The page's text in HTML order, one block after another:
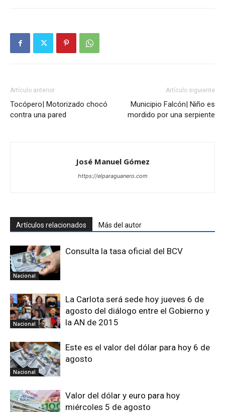
Artículo anterior
Tocópero| Motorizado chocó
contra una pared
Artículo siguiente
Municipio Falcón| Niño es
mordido por una serpiente
José Manuel Gómez
https://elparaguanero.com
Artículos relacionados Más del autor
Nacional
Consulta la tasa oficial del BCV
Nacional
La Carlota será sede hoy jueves 6 de
agosto del diálogo entre el Gobierno y
la AN de 2015
Nacional
Este es el valor del dólar para hoy 6 de
agosto
Valor del dólar y euro para hoy
miércoles 5 de agosto